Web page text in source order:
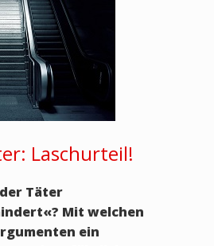
Laschurteil!
Täter
«? Mit welchen
ein